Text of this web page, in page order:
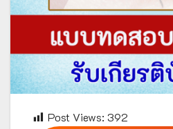
Post Views: 392